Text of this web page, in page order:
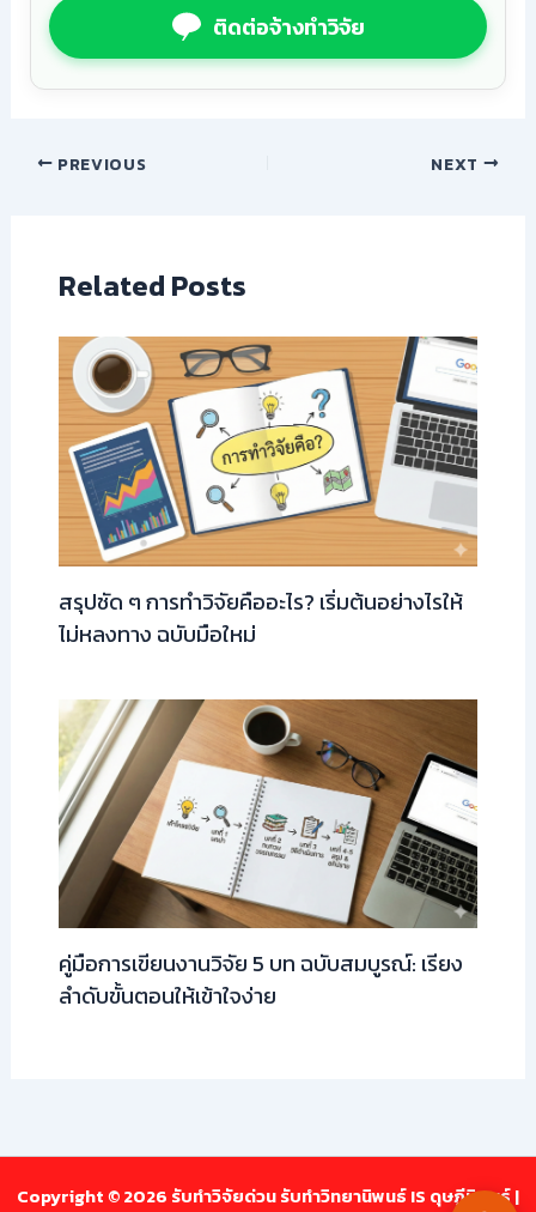
ติดต่อจ้างทำวิจัย
PREVIOUS NEXT
Related Posts
สรุปชัด ๆ การทำวิจัยคืออะไร? เริ่มต้นอย่างไรให้
ไม่หลงทาง ฉบับมือใหม่
คู่มือการเขียนงานวิจัย 5 บท ฉบับสมบูรณ์: เรียง
ลำดับขั้นตอนให้เข้าใจง่าย
Copyright © 2026 รับทำวิจัยด่วน รับทำวิทยานิพนธ์ IS ดุษฎีนิพนธ์ |